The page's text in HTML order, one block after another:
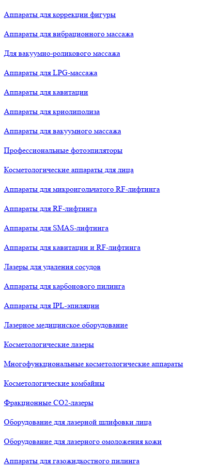
Аппараты для коррекции фигуры
Аппараты для вибрационного массажа
Для вакуумно-роликового массажа
Аппараты для LPG-массажа
Аппараты для кавитации
Аппараты для криолиполиза
Аппараты для вакуумного массажа
Профессиональные фотоэпиляторы
Косметологические аппараты для лица
Аппараты для микроигольчатого RF-лифтинга
Аппараты для RF-лифтинга
Аппараты для SMAS-лифтинга
Аппараты для кавитации и RF-лифтинга
Лазеры для удаления сосудов
Аппараты для карбонового пилинга
Аппараты для IPL-эпиляции
Лазерное медицинское оборудование
Косметологические лазеры
Многофункциональные косметологические аппараты
Косметологические комбайны
Фракционные СО2-лазеры
Оборудование для лазерной шлифовки лица
Оборудование для лазерного омоложения кожи
Аппараты для газожидкостного пилинга